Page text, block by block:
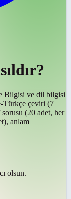
Bilgisi ve dil bilgisi
Türkçe çeviri (7
(20 adet, her
anlam
olsun.